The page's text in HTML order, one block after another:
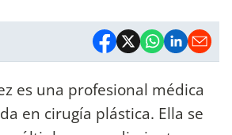
es una profesional médica
en cirugía plástica. Ella se